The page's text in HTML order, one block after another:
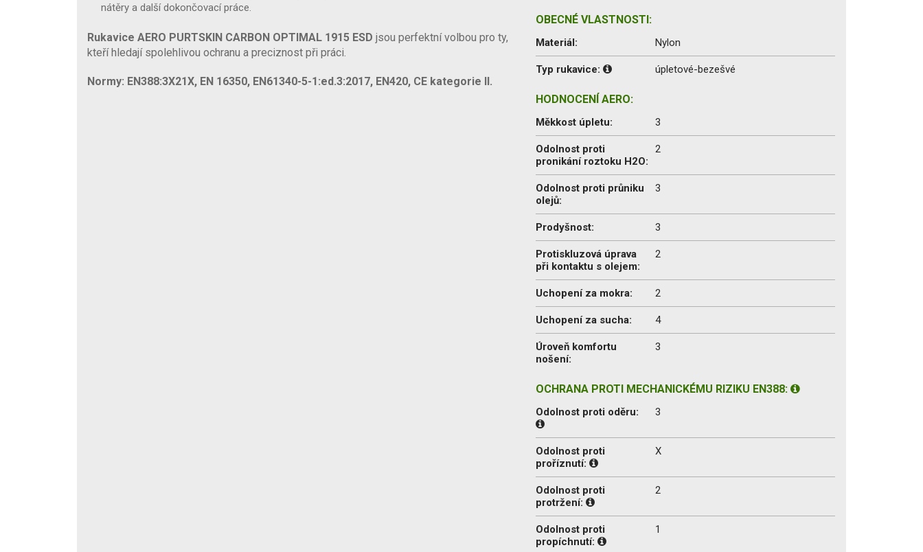
nátěry a další dokončovací práce.
Rukavice AERO PURTSKIN CARBON OPTIMAL 1915 ESD jsou perfektní volbou pro ty,
kteří hledají spolehlivou ochranu a preciznost při práci.
Normy: EN388:3X21X, EN 16350, EN61340-5-1:ed.3:2017, EN420, CE kategorie II.
OBECNÉ VLASTNOSTI:
Materiál: Nylon
Typ rukavice: úpletové-bezešvé
HODNOCENÍ AERO:
Měkkost úpletu: 3
Odolnost proti
pronikání roztoku H2O:
2
Odolnost proti průniku
olejů:
3
Prodyšnost: 3
Protiskluzová úprava
při kontaktu s olejem:
2
Uchopení za mokra: 2
Uchopení za sucha: 4
Úroveň komfortu
nošení:
3
OCHRANA PROTI MECHANICKÉMU RIZIKU EN388:
Odolnost proti oděru: 3
Odolnost proti
proříznutí:
X
Odolnost proti
protržení:
2
Odolnost proti
propíchnutí:
1